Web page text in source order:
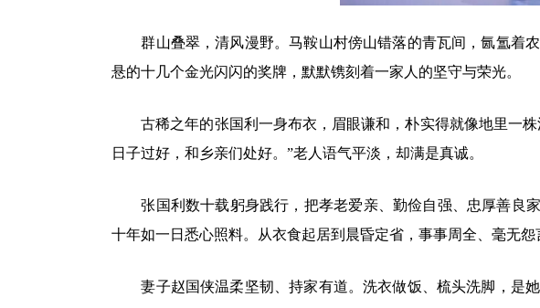
群山叠翠，清风漫野。马鞍山村傍山错落的青瓦间，氤氲着
悬的十几个金光闪闪的奖牌，默默镌刻着一家人的坚守与荣光。
古稀之年的张国利一身布衣，眉眼谦和，朴实得就像地里一
日子过好，和乡亲们处好。”老人语气平淡，却满是真诚。
张国利数十载躬身践行，把孝老爱亲、勤俭自强、忠厚善良
十年如一日悉心照料。从衣食起居到晨昏定省，事事周全、毫无
妻子赵国侠温柔坚韧、持家有道。洗衣做饭、梳头洗脚，是